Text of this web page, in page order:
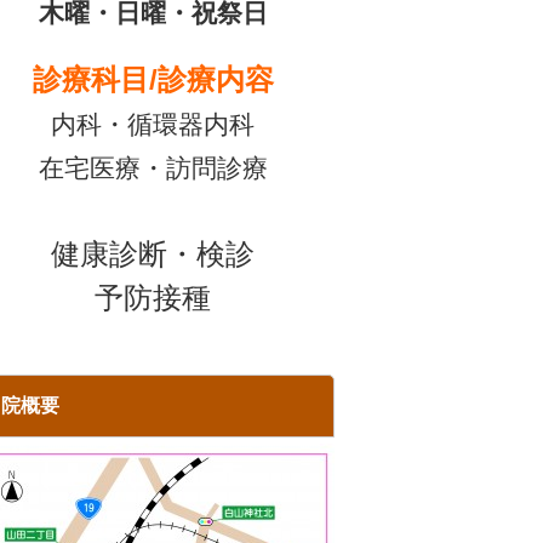
木曜・日曜・祝祭日
診療科目/診療内容
内科・循環器内科
在宅医療・訪問診療
健康診断・検診
予防接種
概要